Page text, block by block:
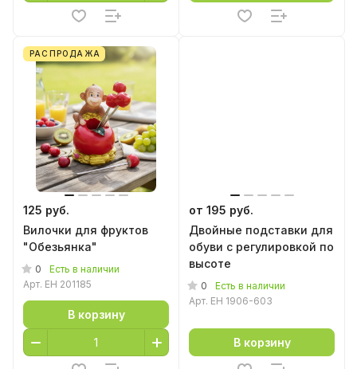
РАСПРОДАЖА
125 руб.
Вилочки для фруктов
"Обезьянка"
0
Есть в наличии
Арт. EH 201185
В корзину
от 195 руб.
Двойные подставки для
обуви с регулировкой по
высоте
0
Есть в наличии
Арт. EH 1906-603
В корзину